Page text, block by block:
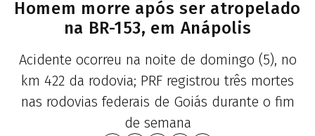
Homem morre após ser atropelado
na BR-153, em Anápolis
Acidente ocorreu na noite de domingo (5), no
km 422 da rodovia; PRF registrou três mortes
nas rodovias federais de Goiás durante o fim
de semana